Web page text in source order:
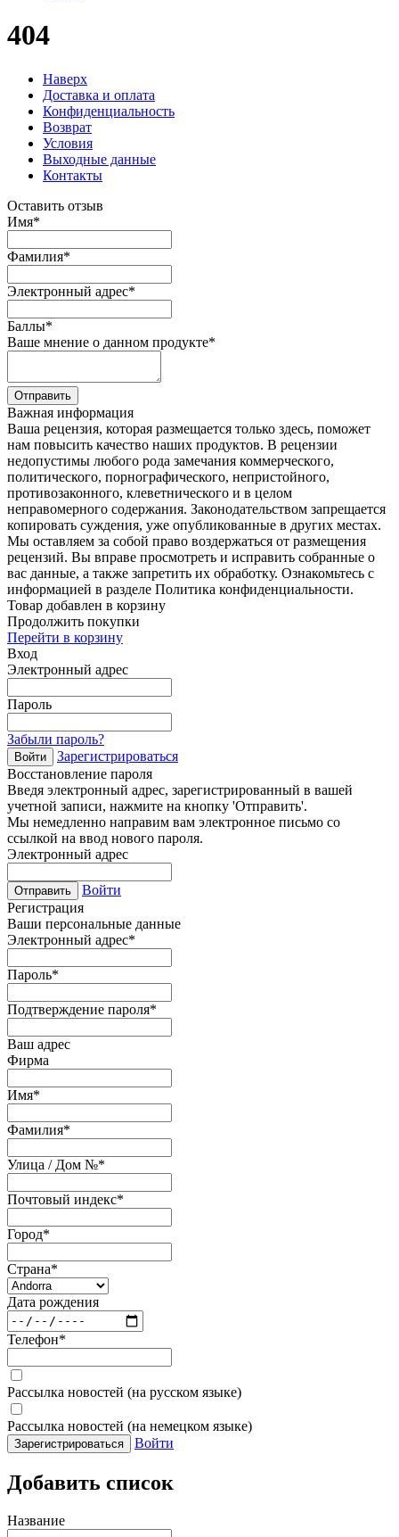
404
Наверх
Доставка и оплата
Конфиденциальность
Возврат
Условия
Выходные данные
Контакты
Оставить отзыв
Имя*
Фамилия*
Электронный адрес*
Баллы*
Ваше мнение о данном продукте*
Отправить
Важная информация
Ваша рецензия, которая размещается только здесь, поможет
нам повысить качество наших продуктов. В рецензии
недопустимы любого рода замечания коммерческого,
политического, порнографического, непристойного,
противозаконного, клеветнического и в целом
неправомерного содержания. Законодательством запрещается
копировать суждения, уже опубликованные в других местах.
Мы оставляем за собой право воздержаться от размещения
рецензий. Вы вправе просмотреть и исправить собранные о
вас данные, а также запретить их обработку. Ознакомьтесь с
информацией в разделе Политика конфиденциальности.
Товар добавлен в корзину
Продолжить покупки
Перейти в корзину
Вход
Электронный адрес
Пароль
Забыли пароль?
Войти
Зарегистрироваться
Восстановление пароля
Введя электронный адрес, зарегистрированный в вашей
учетной записи, нажмите на кнопку 'Отправить'.
Мы немедленно направим вам электронное письмо со
ссылкой на ввод нового пароля.
Электронный адрес
Отправить
Войти
Регистрация
Ваши персональные данные
Электронный адрес*
Пароль*
Подтверждение пароля*
Ваш адрес
Фирма
Имя*
Фамилия*
Улица / Дом №*
Почтовый индекс*
Город*
Страна*
Дата рождения
Телефон*
Рассылка новостей (на русском языке)
Рассылка новостей (на немецком языке)
Зарегистрироваться Войти
Добавить список
Название